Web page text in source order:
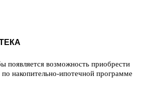
появляется возможность приобрести
накопительно-ипотечной программе